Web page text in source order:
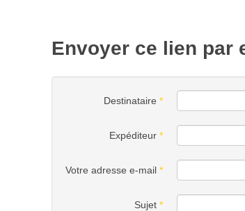
Envoyer ce lien par
Destinataire *
Expéditeur *
Votre adresse e-mail *
Sujet *